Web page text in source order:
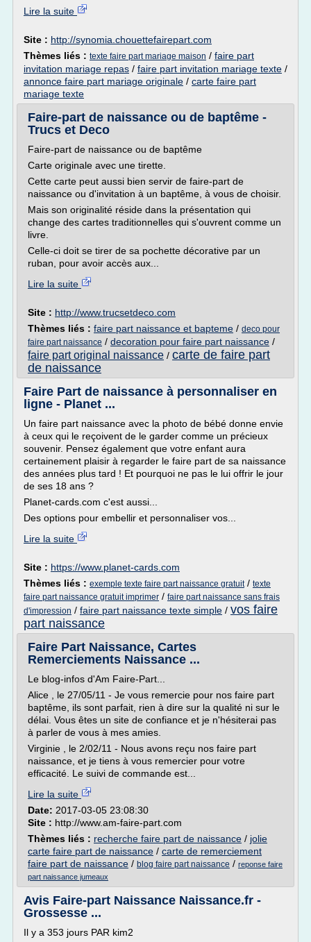
Lire la suite
Site : http://synomia.chouettefairepart.com
Thèmes liés : texte faire part mariage maison / faire part
invitation mariage repas / faire part invitation mariage texte /
annonce faire part mariage originale / carte faire part
mariage texte
Faire-part de naissance ou de baptême -
Trucs et Deco
Faire-part de naissance ou de baptême
Carte originale avec une tirette.
Cette carte peut aussi bien servir de faire-part de
naissance ou d'invitation à un baptême, à vous de choisir.
Mais son originalité réside dans la présentation qui
change des cartes traditionnelles qui s'ouvrent comme un
livre.
Celle-ci doit se tirer de sa pochette décorative par un
ruban, pour avoir accès aux...
Lire la suite
Site : http://www.trucsetdeco.com
Thèmes liés : faire part naissance et bapteme / deco pour
faire part naissance / decoration pour faire part naissance /
faire part original naissance / carte de faire part
de naissance
Faire Part de naissance à personnaliser en
ligne - Planet ...
Un faire part naissance avec la photo de bébé donne envie
à ceux qui le reçoivent de le garder comme un précieux
souvenir. Pensez également que votre enfant aura
certainement plaisir à regarder le faire part de sa naissance
des années plus tard ! Et pourquoi ne pas le lui offrir le jour
de ses 18 ans ?
Planet-cards.com c'est aussi...
Des options pour embellir et personnaliser vos...
Lire la suite
Site : https://www.planet-cards.com
Thèmes liés : exemple texte faire part naissance gratuit/ texte
faire part naissance gratuit imprimer / faire part naissance sans frais
d'impression / faire part naissance texte simple / vos faire
part naissance
Faire Part Naissance, Cartes
Remerciements Naissance ...
Le blog-infos d'Am Faire-Part...
Alice , le 27/05/11 - Je vous remercie pour nos faire part
baptême, ils sont parfait, rien à dire sur la qualité ni sur le
délai. Vous êtes un site de confiance et je n'hésiterai pas
à parler de vous à mes amies.
Virginie , le 2/02/11 - Nous avons reçu nos faire part
naissance, et je tiens à vous remercier pour votre
efficacité. Le suivi de commande est...
Lire la suite
Date: 2017-03-05 23:08:30
Site : http://www.am-faire-part.com
Thèmes liés : recherche faire part de naissance / jolie
carte faire part de naissance / carte de remerciement
faire part de naissance / blog faire part naissance / reponse faire
part naissance jumeaux
Avis Faire-part Naissance Naissance.fr -
Grossesse ...
Il y a 353 jours PAR kim2